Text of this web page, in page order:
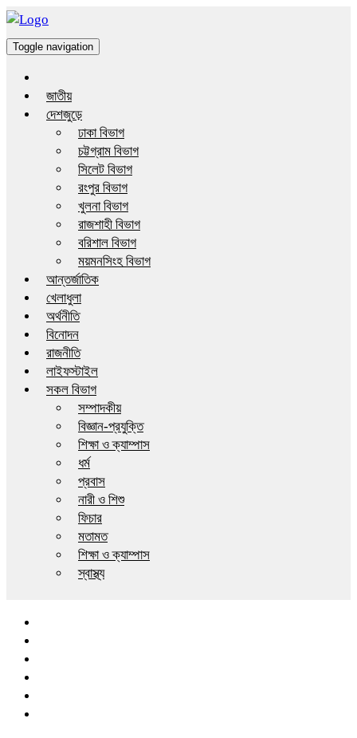
Toggle navigation
জাতীয়
দেশজুড়ে
ঢাকা বিভাগ
চট্টগ্রাম বিভাগ
সিলেট বিভাগ
রংপুর বিভাগ
খুলনা বিভাগ
রাজশাহী বিভাগ
বরিশাল বিভাগ
ময়মনসিংহ বিভাগ
আন্তর্জাতিক
খেলাধুলা
অর্থনীতি
বিনোদন
রাজনীতি
লাইফস্টাইল
সকল বিভাগ
সম্পাদকীয়
বিজ্ঞান-প্রযুক্তি
শিক্ষা ও ক্যাম্পাস
ধর্ম
প্রবাস
নারী ও শিশু
ফিচার
মতামত
শিক্ষা ও ক্যাম্পাস
স্বাস্থ্য